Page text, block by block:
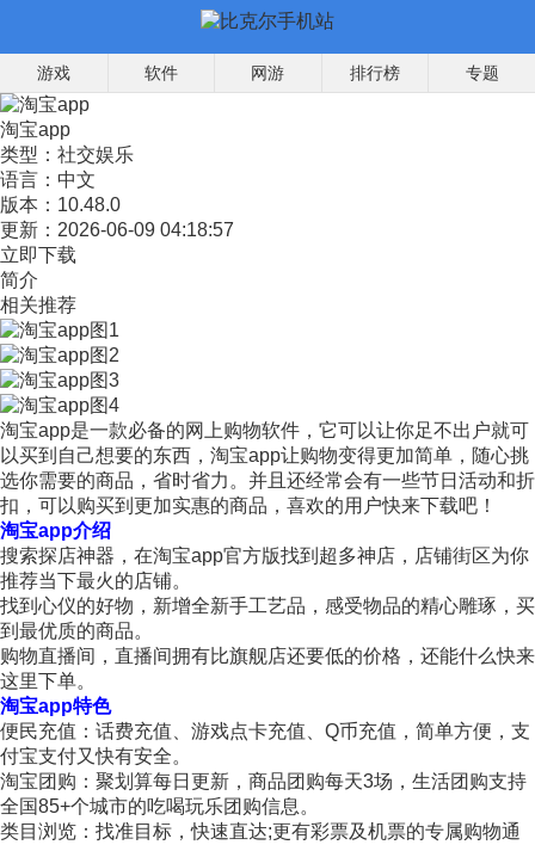
游戏 软件 网游 排行榜 专题
淘宝app
类型： 社交娱乐
语言： 中文
版本： 10.48.0
更新： 2026-06-09 04:18:57
立即下载
简介
相关推荐
淘宝app是一款必备的网上购物软件，它可以让你足不出户就可
以买到自己想要的东西，淘宝app让购物变得更加简单，随心挑
选你需要的商品，省时省力。并且还经常会有一些节日活动和折
扣，可以购买到更加实惠的商品，喜欢的用户快来下载吧！
淘宝app介绍
搜索探店神器，在淘宝app官方版找到超多神店，店铺街区为你
推荐当下最火的店铺。
找到心仪的好物，新增全新手工艺品，感受物品的精心雕琢，买
到最优质的商品。
购物直播间，直播间拥有比旗舰店还要低的价格，还能什么快来
这里下单。
淘宝app特色
便民充值：话费充值、游戏点卡充值、Q币充值，简单方便，支
付宝支付又快有安全。
淘宝团购：聚划算每日更新，商品团购每天3场，生活团购支持
全国85+个城市的吃喝玩乐团购信息。
类目浏览：找准目标，快速直达;更有彩票及机票的专属购物通